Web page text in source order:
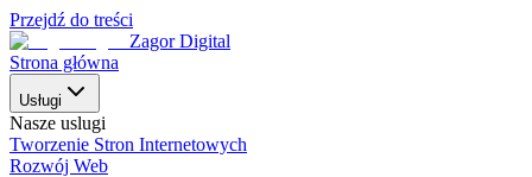
Przejdź do treści
Zagor Digital
Strona główna
Usługi
Nasze uslugi
Tworzenie Stron Internetowych
Rozwój Web